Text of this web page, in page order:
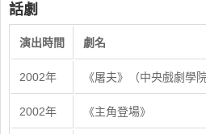
話劇
演出時間 劇名
2002年 《屠夫》（中央戲劇學
2002年 《主角登場》